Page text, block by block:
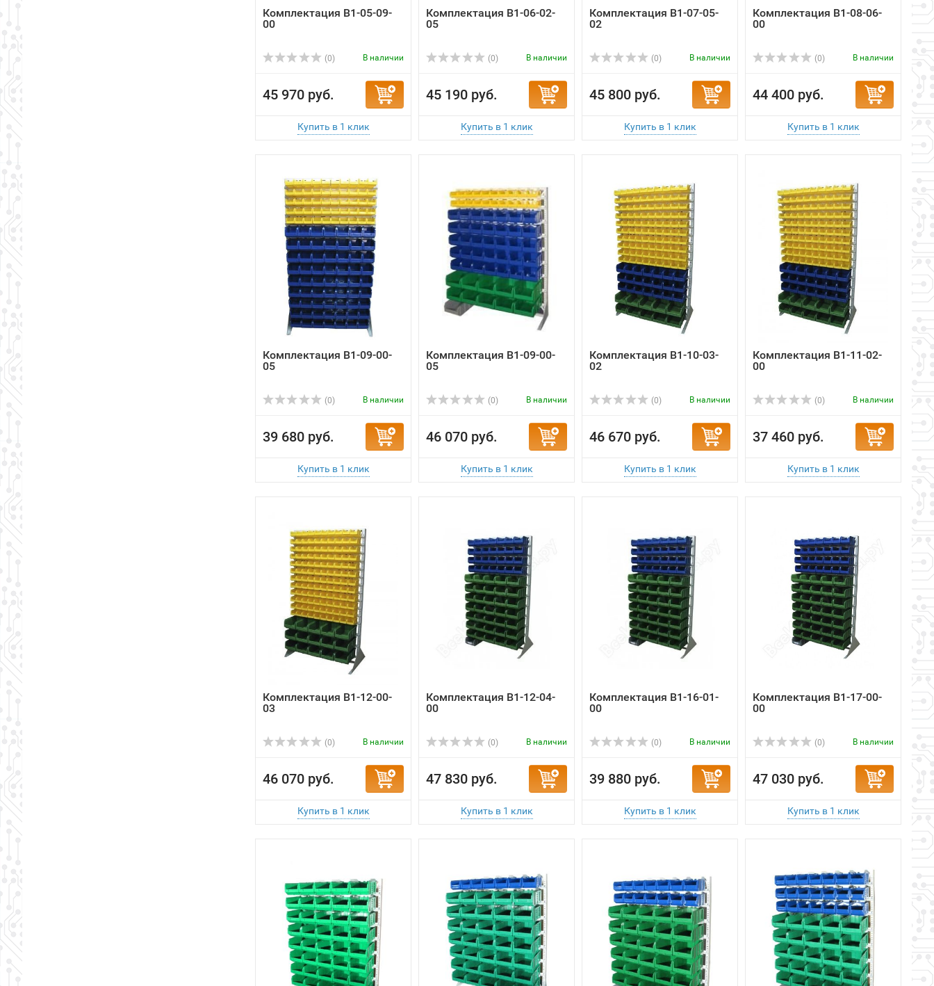
Комплектация B1-05-09-
00
(0) В наличии
45 970 руб.
Комплектация B1-06-02-
05
(0) В наличии
45 190 руб.
Комплектация B1-07-05-
02
(0) В наличии
45 800 руб.
Комплектация B1-08-06-
00
(0) В наличии
44 400 руб.
Комплектация B1-09-00-
05
(0) В наличии
39 680 руб.
Комплектация B1-09-00-
05
(0) В наличии
46 070 руб.
Комплектация B1-10-03-
02
(0) В наличии
46 670 руб.
Комплектация B1-11-02-
00
(0) В наличии
37 460 руб.
Комплектация B1-12-00-
03
(0) В наличии
46 070 руб.
Комплектация B1-12-04-
00
(0) В наличии
47 830 руб.
Комплектация B1-16-01-
00
(0) В наличии
39 880 руб.
Комплектация B1-17-00-
00
(0) В наличии
47 030 руб.